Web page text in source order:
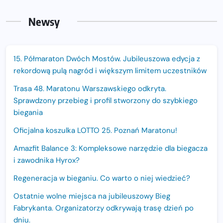
Newsy
15. Półmaraton Dwóch Mostów. Jubileuszowa edycja z
rekordową pulą nagród i większym limitem uczestników
Trasa 48. Maratonu Warszawskiego odkryta.
Sprawdzony przebieg i profil stworzony do szybkiego
biegania
Oficjalna koszulka LOTTO 25. Poznań Maratonu!
Amazfit Balance 3: Kompleksowe narzędzie dla biegacza
i zawodnika Hyrox?
Regeneracja w bieganiu. Co warto o niej wiedzieć?
Ostatnie wolne miejsca na jubileuszowy Bieg
Fabrykanta. Organizatorzy odkrywają trasę dzień po
dniu.